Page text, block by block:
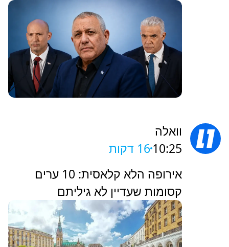
וואלה
10:25 16 דקות
אירופה הלא קלאסית: 10 ערים
קסומות שעדיין לא גיליתם